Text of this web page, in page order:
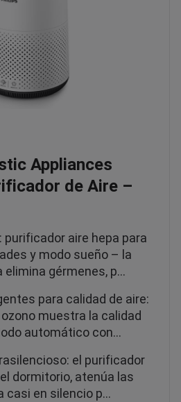
Appliances
de Aire –
purificador aire hepa para
y modo sueño – la
gérmenes, p…
para calidad de aire:
muestra la calidad
automático con…
el purificador
dormitorio, atenúa las
casi en silencio p…